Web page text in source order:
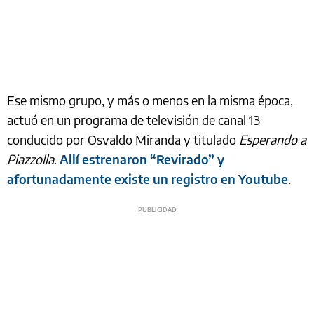
Ese mismo grupo, y más o menos en la misma época,
actuó en un programa de televisión de canal 13
conducido por Osvaldo Miranda y titulado Esperando a
Piazzolla. Allí estrenaron “Revirado” y
afortunadamente existe un registro en Youtube.